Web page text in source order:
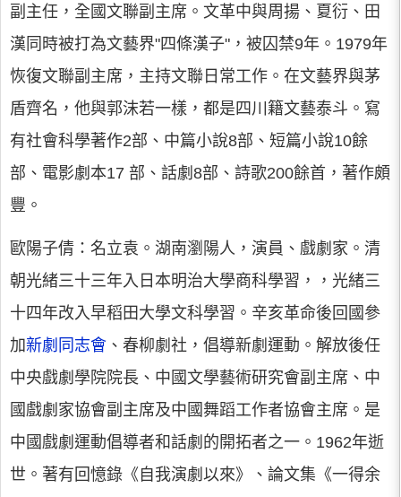
副主任，全國文聯副主席。文革中與周揚、夏衍、田
漢同時被打為文藝界"四條漢子"，被囚禁9年。1979年
恢復文聯副主席，主持文聯日常工作。在文藝界與茅
盾齊名，他與郭沫若一樣，都是四川籍文藝泰斗。寫
有社會科學著作2部、中篇小說8部、短篇小說10餘
部、電影劇本17 部、話劇8部、詩歌200餘首，著作頗
豐。
歐陽子倩：名立袁。湖南瀏陽人，演員、戲劇家。清
朝光緒三十三年入日本明治大學商科學習，，光緒三
十四年改入早稻田大學文科學習。辛亥革命後回國參
加新劇同志會 、春柳劇社，倡導新劇運動。解放後任
中央戲劇學院院長、中國文學藝術研究會副主席、中
國戲劇家協會副主席及中國舞蹈工作者協會主席。是
中國戲劇運動倡導者和話劇的開拓者之一。1962年逝
世。著有回憶錄《自我演劇以來》、論文集《一得余